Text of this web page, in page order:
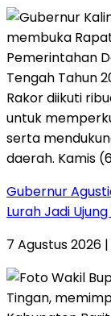
Gubernur
Lurah Jadi
7 Agustus 2026 |